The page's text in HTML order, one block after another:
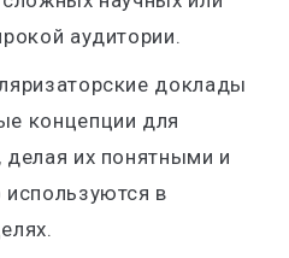
аудитории.
доклады
концепции для
их понятными и
в